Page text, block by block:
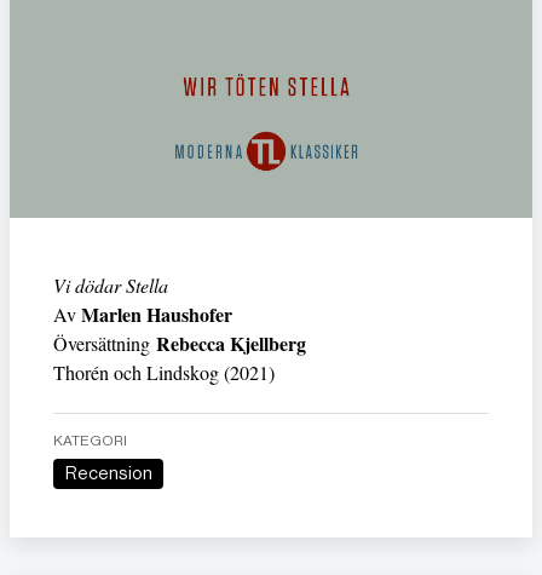
Vi dödar Stella
AvMarlen Haushofer
Översättning Rebecca Kjellberg
Thorén och Lindskog (2021)
KATEGORI
Recension